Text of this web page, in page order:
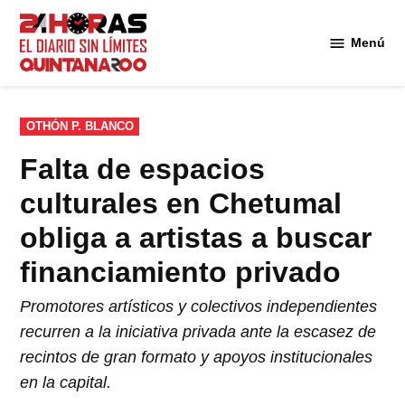
Saltar
contenido
Menú
PUBLICADO
EN
OTHÓN P. BLANCO
Falta de espacios
culturales en Chetumal
obliga a artistas a buscar
financiamiento privado
Promotores artísticos y colectivos independientes
recurren a la iniciativa privada ante la escasez de
recintos de gran formato y apoyos institucionales
en la capital.